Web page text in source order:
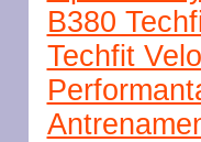
B380
Techfit